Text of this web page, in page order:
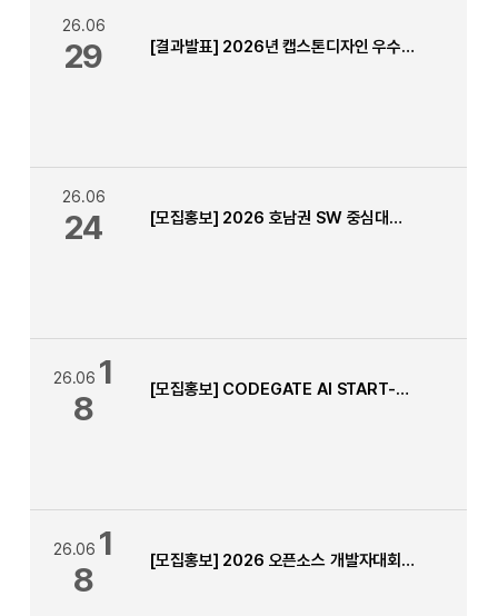
26.06
29 [결과발표] 2026년 캡스톤디자인 우수작품 경진대회 발표평가 결과 안내
26.06
24 [모집홍보] 2026 호남권 SW 중심대학 LLM 해커톤 경진대회
26.06 1
8
[모집홍보] CODEGATE AI START-UP 해커톤[HANCOM]
26.06 1
8
[모집홍보] 2026 오픈소스 개발자대회 모집 안내